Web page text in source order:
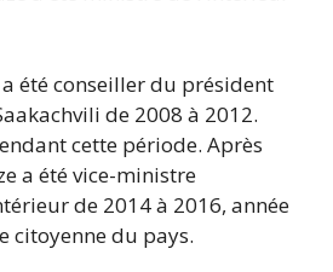
été conseiller du président
de 2008 à 2012.
cette période. Après
a été vice-ministre
de 2014 à 2016, année
citoyenne du pays.